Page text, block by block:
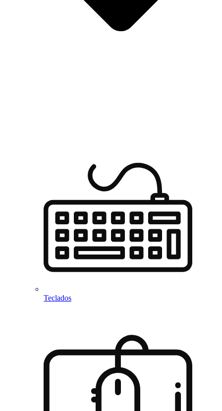
Teclados